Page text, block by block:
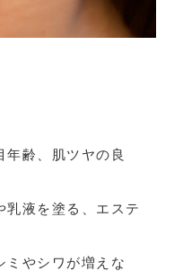
年齢、肌ツヤの良
乳液を塗る、エステ
ミやシワが増えな